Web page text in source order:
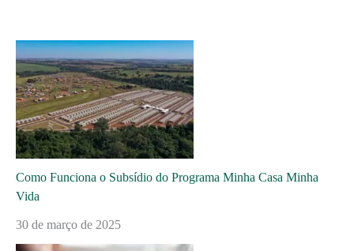
Como Funciona o Subsídio do Programa Minha Casa Minha
Vida
30 de março de 2025